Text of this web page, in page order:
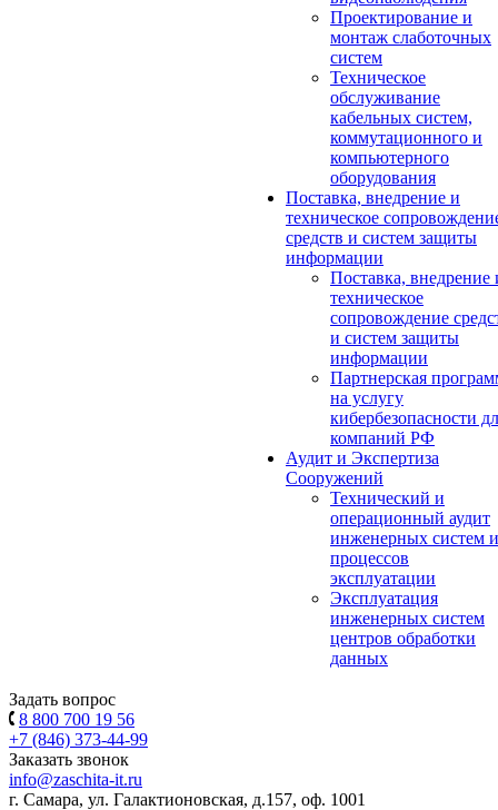
Проектирование и
монтаж слаботочных
систем
Техническое
обслуживание
кабельных систем,
коммутационного и
компьютерного
оборудования
Поставка, внедрение и
техническое
средств и систем защиты
информации
Поставка, внедрение
техническое
сопровождение
и систем защиты
информации
Партнерская
на услугу
кибербезопасности
компаний РФ
Аудит и Экспертиза
Сооружений
Технический и
операционный аудит
инженерных систем и
процессов
эксплуатации
Эксплуатация
инженерных систем
центров обработки
данных
Задать вопрос
8 800 700 19 56
+7 (846) 373-44-99
Заказать звонок
info@zaschita-it.ru
г. Самара, ул. Галактионовская, д.157, оф. 1001